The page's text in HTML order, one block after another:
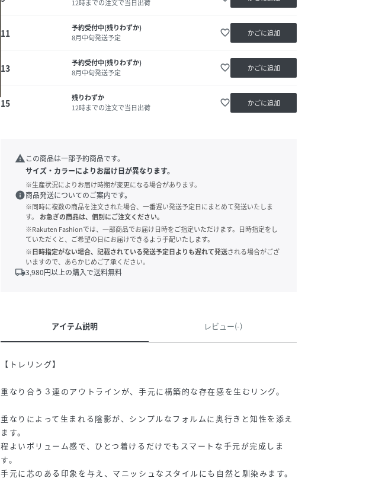
12時までの注文で当日出荷
11
予約受付中(残りわずか)
8月中旬発送予定
favorite_border かごに追加
13
予約受付中(残りわずか)
8月中旬発送予定
favorite_border かごに追加
15
残りわずか
12時までの注文で当日出荷
favorite_border かごに追加
warning この商品は一部予約商品です。
サイズ・カラーによりお届け日が異なります。
※生産状況によりお届け時期が変更になる場合があります。
info商品発送についてのご案内です。
※同時に複数の商品を注文された場合、一番遅い発送予定日にまとめて発送いたしま
す。
お急ぎの商品は、個別にご注文ください。
※Rakuten Fashionでは、一部商品でお届け日時をご指定いただけます。日時指定をし
ていただくと、ご希望の日にお届けできるよう手配いたします。
※日時指定がない場合、記載されている発送予定日よりも遅れて発送される場合がござ
いますので、あらかじめご了承ください。
local_shipping3,980円以上の購入で送料無料
アイテム説明 レビュー(-)
【トレリング】
重なり合う３連のアウトラインが、手元に構築的な存在感を生むリング。
重なりによって生まれる陰影が、シンプルなフォルムに奥行きと知性を添え
ます。
程よいボリューム感で、ひとつ着けるだけでもスマートな手元が完成しま
す。
手元に芯のある印象を与え、マニッシュなスタイルにも自然と馴染みます。